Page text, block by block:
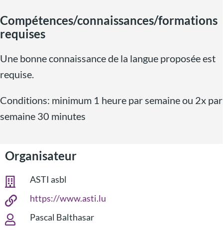
Compétences/connaissances/formations
requises
Une bonne connaissance de la langue proposée est
requise.
Conditions: minimum 1 heure par semaine ou 2x par
semaine 30 minutes
Organisateur
ASTI asbl
https://www.asti.lu
Pascal Balthasar